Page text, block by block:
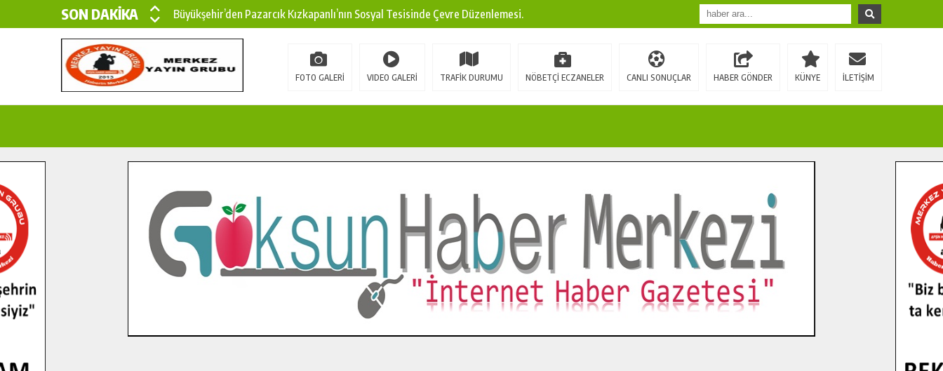
SON DAKİKA
Büyükşehir’den Pazarcık Kızkapanlı’nın Sosyal Tesisinde Çevre Düzenlemesi.
Büyükşehir’den Pazarcık Kırsalına Modern Ulaşım Yatırımı.
Çin’den KSÜ’ye Uluslararası Başarı: Edinilen Bilgi Türk Tarımına Katkı Sağlayacak.
İlçe Jandarma Komutanı Karakaya’dan Başkan Cüce’ye Veda Ziyareti.
Bertiz’in Yeni Köprüsünde Sona Doğru.
FOTO GALERİ VIDEO GALERİ TRAFİK DURUMU NÖBETÇİ ECZANELER CANLI SONUÇLAR HABER GÖNDER KÜNYE İLETİŞİM